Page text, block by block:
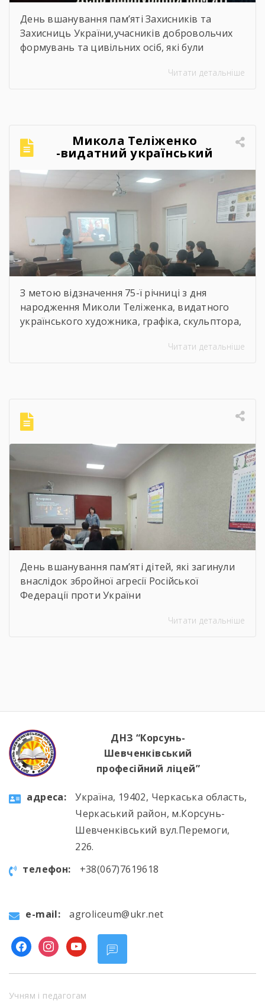
День вшанування пам’яті Захисників та
Захисниць України,учасників добровольчих
формувань та цивільних осіб, які були
Читати детальніше
Микола Теліженко
-видатний український
художник, графік,
скульптор, майстер
декоративно-ужиткового
мистецтва
З метою відзначення 75-ї річниці з дня
народження Миколи Теліженка, видатного
українського художника, графіка, скульптора,
мистецтва, члена Національної спілки
години, під час яких студенти здійснили
віртуальну подорож до музею митця, де
кожен зміг побачити неймовірну
філігранність витинанок, графіки […]
Читати детальніше
День вшанування пам’яті дітей, які загинули
внаслідок збройної агресії Російської
Федерації проти України
Читати детальніше
ДНЗ “Корсунь-
Шевченківський
професійний ліцей”
aдресa:
Україна, 19402, Черкаська область,
Черкаський район, м.Корсунь-
Шевченківський вул.Перемоги,
226.
телефон:
+38(067)7619618
e-mail: agroliceum@ukr.net
facebookinstagram
youtube
Учням і педагогам